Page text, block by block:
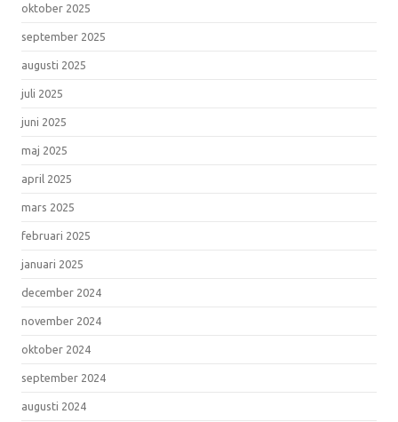
oktober 2025
september 2025
augusti 2025
juli 2025
juni 2025
maj 2025
april 2025
mars 2025
februari 2025
januari 2025
december 2024
november 2024
oktober 2024
september 2024
augusti 2024